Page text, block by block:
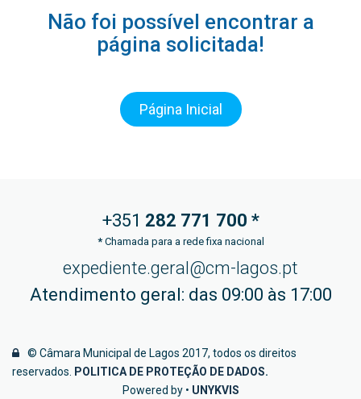
Não foi possível encontrar a
página solicitada!
Página Inicial
+351 282 771 700 *
*Chamada para a rede fixa nacional
expediente.geral@cm-lagos.pt
Atendimento geral: das 09:00 às 17:00
© Câmara Municipal de Lagos 2017, todos os direitos
reservados.
POLITICA DE PROTEÇÃO DE DADOS.
Powered by • UNYKVIS